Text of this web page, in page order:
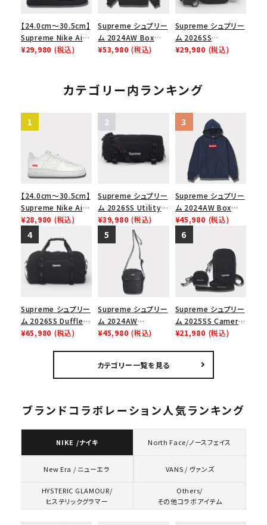
【24.0cm～30.5cm】
Supreme Nike Air
Force 1 Low シュプ
ューズ ブラック
¥29,980 (税込)
Supreme シュプリー
ム 2024AW Box
Logo Hooded
ブラック 黒
¥53,980 (税込)
Supreme シュプリー
ム 2026SS
Shoulder Bag ショ
¥29,980 (税込)
カテゴリー内ランキング
【24.0cm～30.5cm】
Supreme Nike Air
Force 1 Low シュプ
リーム ナイキエアフォ
ース１スニーカー シ
ューズ ホワイト
¥28,980 (税込)
Supreme シュプリー
ム 2026SS Utility
Bag ユーティリティ
バッグ ブラック
¥39,980 (税込)
Supreme シュプリー
ム 2024AW Box
Logo Hooded
Sweatshirt ボック
スロゴフードパーカー
ネイビー 紺
¥45,980 (税込)
Supreme シュプリー
ム 2026SS Duffle
Bag ダッフルバッグ
¥65,980 (税込)
Supreme シュプリー
ム 2024AW
Leather Shoulder
¥45,980 (税込)
Supreme シュプリー
ム 2025SS Camera
Bag + Mini Pouch
¥21,980 (税込)
カテゴリー一覧を見る
ブランドコラボレーション人気ランキング
NIKE /ナイキ North Face/ノースフェイス
New Era / ニューエラ VANS / ヴァンズ
HYSTERIC GLAMOUR/
ヒステリックグラマー
Others/
その他コラボアイテム